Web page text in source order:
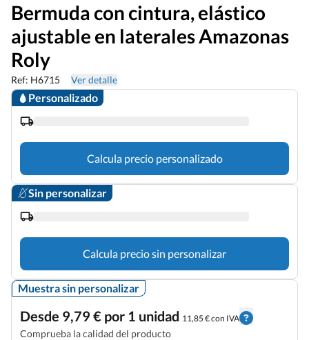
Bermuda con cintura, elástico
ajustable en laterales Amazonas
Roly
Ref: H6715 Ver detalle
Personalizado
Calcula precio personalizado
Sin personalizar
Calcula precio sin personalizar
Muestra sin personalizar
Desde 9,79 € por 1 unidad 11,85 € con IVA
Comprueba la calidad del producto